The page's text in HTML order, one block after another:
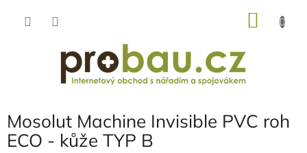
Mosolut Machine Invisible PVC roh
ECO - kůže TYP B